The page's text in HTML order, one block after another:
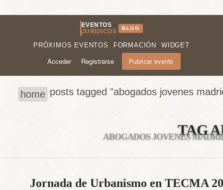
EVENTOS
JURÍDICOS
BLOG
PRÓXIMOS EVENTOS FORMACIÓN WIDGET
Acceder Registrarse Publicar evento
home posts tagged "abogados jovenes
TAG
ABOGADOS JOVENES
Jornada de Urbanismo en TECMA